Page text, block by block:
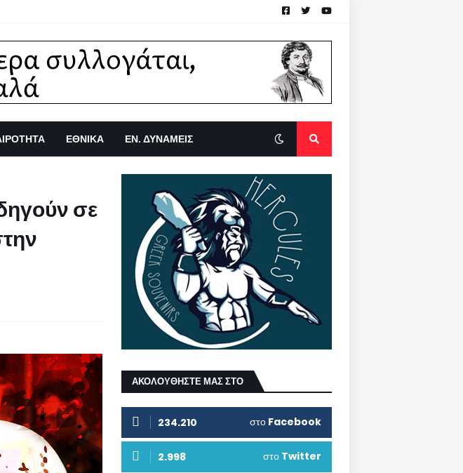
ΕΘΝΙΚΑ ΕΝ. ΔΥΝΑΜΕΙΣ
σε
ΑΚΟΛΟΥΘΗΣΤΕ ΜΑΣ ΣΤΟ
234.210 στο Facebook
2.998 στο Twitter